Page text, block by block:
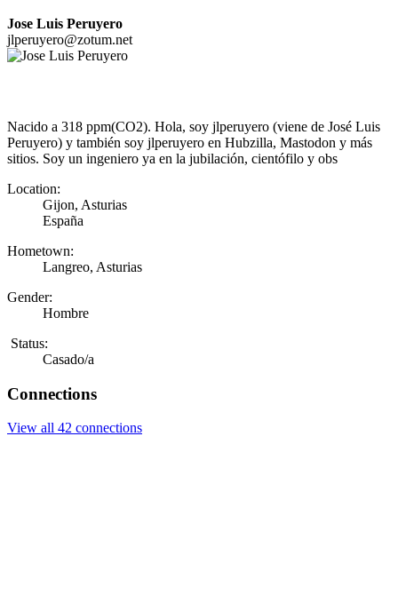
Jose Luis Peruyero
jlperuyero@zotum.net
Nacido a 318 ppm(CO2). Hola, soy jlperuyero (viene de José Luis
Peruyero) y también soy jlperuyero en Hubzilla, Mastodon y más
sitios. Soy un ingeniero ya en la jubilación, cientófilo y obs
Location:
Gijon, Asturias
España
Hometown:
Langreo, Asturias
Gender:
Hombre
Status:
Casado/a
Connections
View all 42 connections